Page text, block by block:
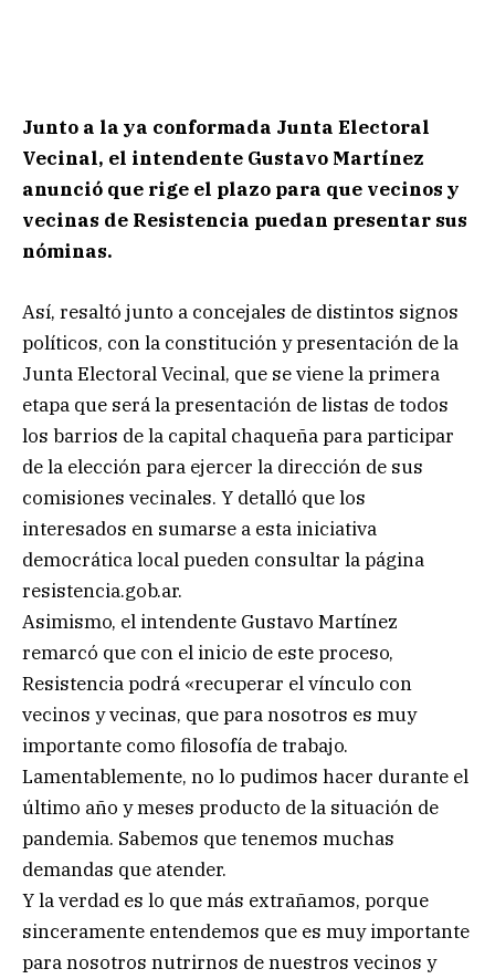
Junto a la ya conformada Junta Electoral
Vecinal, el intendente Gustavo Martínez
anunció que rige el plazo para que vecinos y
vecinas de Resistencia puedan presentar sus
nóminas.
Así, resaltó junto a concejales de distintos signos
políticos, con la constitución y presentación de la
Junta Electoral Vecinal, que se viene la primera
etapa que será la presentación de listas de todos
los barrios de la capital chaqueña para participar
de la elección para ejercer la dirección de sus
comisiones vecinales. Y detalló que los
interesados en sumarse a esta iniciativa
democrática local pueden consultar la página
resistencia.gob.ar.
Asimismo, el intendente Gustavo Martínez
remarcó que con el inicio de este proceso,
Resistencia podrá «recuperar el vínculo con
vecinos y vecinas, que para nosotros es muy
importante como filosofía de trabajo.
Lamentablemente, no lo pudimos hacer durante el
último año y meses producto de la situación de
pandemia. Sabemos que tenemos muchas
demandas que atender.
Y la verdad es lo que más extrañamos, porque
sinceramente entendemos que es muy importante
para nosotros nutrirnos de nuestros vecinos y